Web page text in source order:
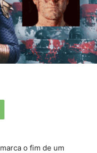
marca o fim de um